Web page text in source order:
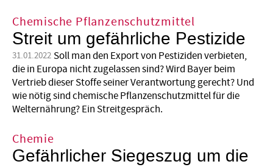
Chemische Pflanzenschutzmittel
Streit um gefährliche Pestizide
31.01.2022 Soll man den Export von Pestiziden verbieten,
die in Europa nicht zugelassen sind? Wird Bayer beim
Vertrieb dieser Stoffe seiner Verantwortung gerecht? Und
wie nötig sind chemische Pflanzenschutzmittel für die
Welternährung? Ein Streitgespräch.
Chemie
Gefährlicher Siegeszug um die